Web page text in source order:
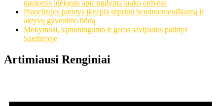
naujomis idėjomis apie ugdymą lauko erdvėse
Prancūzijos patirtys įkvepia stiprinti bendruomeniškumą ir
aktyvų gyvenimo būdą
Mokymosi, sąmoningumo ir geros savijautos patirtys
Sardinijoje
Artimiausi Renginiai